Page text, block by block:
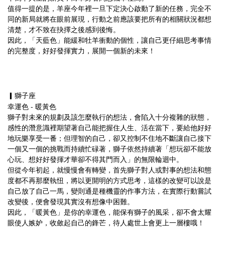
值得一提的是，羊座今年裡一旦下定決心啟動了新的任務，完全不
同的新局就將在眼前展現，行動之前應該要把所有的相關狀況都想
清楚，才不致在抉擇之後感到後悔。
因此，「天藍色」能緩和牡羊衝動的個性，讓自己更仔細思考事情
的完整度，好好發揮實力，展開一個新的未來！
▎獅子座
幸運色 - 暖黃色
獅子對未來的規劃及該怎麼執行的想法，會陷入十分複雜的狀態，
感性的潛意識裡期望著自己能把握住人生、活在當下，要給他好好
地玩樂享受一番；但理智的自己，卻又控制不住地不斷讓自己接下
一個又一個的挑戰而持續忙碌著，獅子依然持續著「想玩卻不能放
心玩、想好好發揮才華卻不得其門而入」的無限輪迴中。
但從今年初起，就慢慢會有轉變，首先獅子對人或對事的想法和態
度都不再那麼執忸，將以更開明的方式思考，這樣的改變可以說是
自己放了自己一馬，變則通是種機靈的作事方法，在實際行動嘗試
改變後，便會發現其實沒有想像中困難。
因此，「暖黃色」是你的幸運色，能保有獅子的風采，卻不會太耀
眼使人嫉妒，收斂起自己的鋒芒，待人處世上會更上一層樓哦！